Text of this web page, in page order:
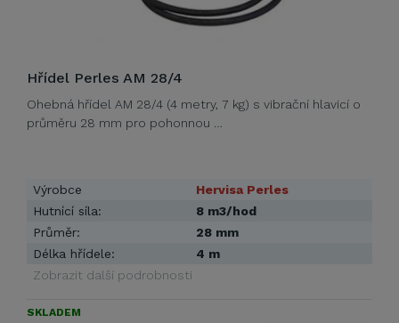
Hřídel Perles AM 28/4
Ohebná hřídel AM 28/4 (4 metry, 7 kg) s vibrační hlavicí o
průměru 28 mm pro pohonnou …
Výrobce
Hervisa Perles
Hutnící síla:
8 m3/hod
Průměr:
28 mm
Délka hřídele:
4 m
Zobrazit další podrobnosti
SKLADEM